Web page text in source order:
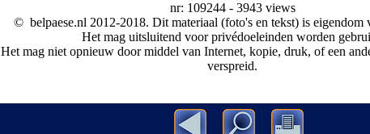
nr: 109244 - 3943 views
© belpaese.nl 2012-2018. Dit materiaal (foto's en tekst) is eigendom
Het mag uitsluitend voor privédoeleinden worden
Het mag niet opnieuw door middel van Internet, kopie, druk, of een
verspreid.